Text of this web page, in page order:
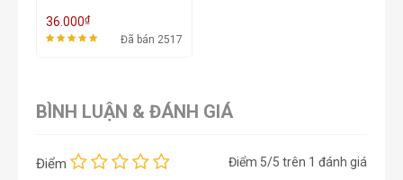
36.000₫
Đã bán 2517
BÌNH LUẬN & ĐÁNH GIÁ
Điểm Điểm 5/5 trên 1 đánh giá